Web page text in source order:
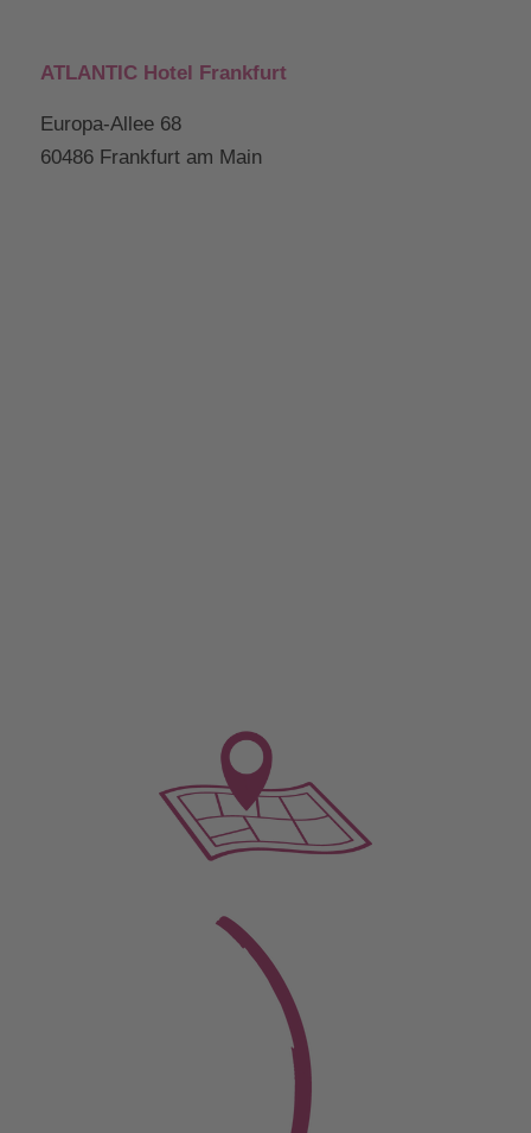
ATLANTIC Hotel Frankfurt
Europa-Allee 68
60486 Frankfurt am Main